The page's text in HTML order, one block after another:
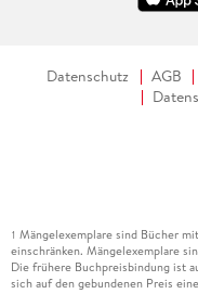
Datenschutz AGB
1 Mängelexemplare sind Bücher
einschränken. Mängelexemplare
Die frühere Buchpreisbindung ist
sich auf den gebundenen Preis